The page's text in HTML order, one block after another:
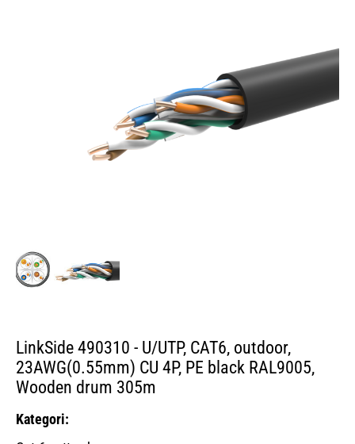
LinkSide 490310 - U/UTP, CAT6, outdoor,
23AWG(0.55mm) CU 4P, PE black RAL9005,
Wooden drum 305m
Kategori: